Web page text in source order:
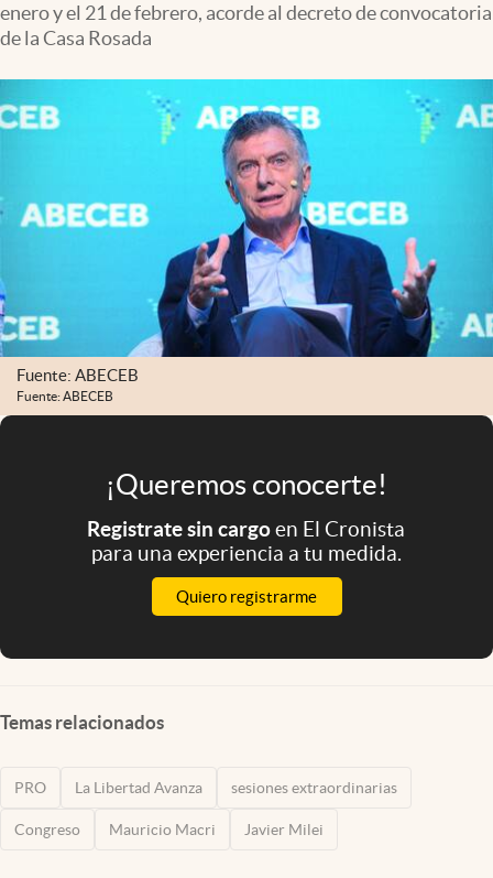
Apertura
Clase
Eventos Corporativos
Mediakit
abre en nueva pestaña
Argentina
enero y el 21 de febrero, acorde al decreto de convocatoria
de la Casa Rosada
Fuente: ABECEB
Fuente: ABECEB
¡Queremos conocerte!
Registrate sin cargoen El Cronista
para una experiencia a tu medida.
Quiero registrarme
Temas relacionados
PRO La Libertad Avanza sesiones extraordinarias
Congreso Mauricio Macri Javier Milei